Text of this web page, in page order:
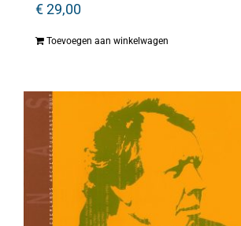
€29,00
Toevoegen aan winkelwagen